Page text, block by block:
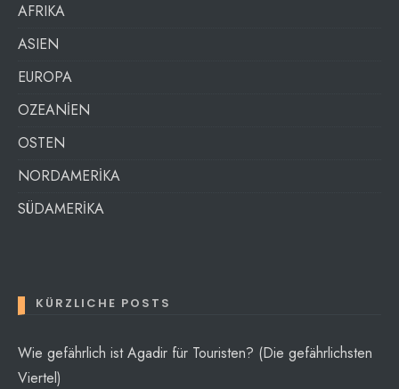
AFRIKA
ASIEN
EUROPA
OZEANİEN
OSTEN
NORDAMERİKA
SÜDAMERİKA
KÜRZLICHE POSTS
Wie gefährlich ist Agadir für Touristen? (Die gefährlichsten
Viertel)